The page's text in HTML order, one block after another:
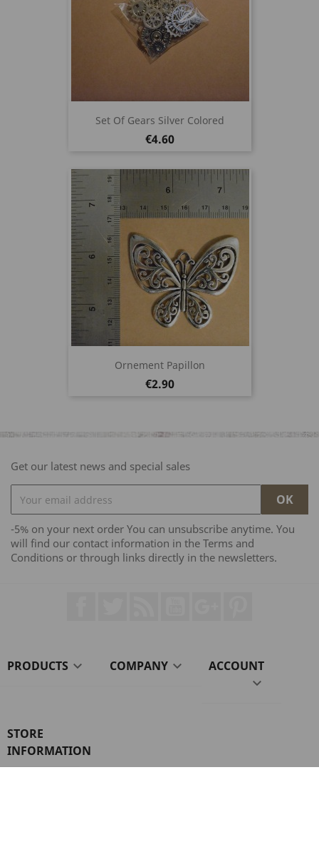
Set Of Gears Silver Colored
Price
€4.60
Ornement Papillon
Price
€2.90
Get our latest news and special sales
-5% on your next order You can unsubscribe anytime. You
will find our contact information in the Terms and
Conditions or through links directly in the newsletters.
PRODUCTS  COMPANY  ACCOUNT

STORE
INFORMATION